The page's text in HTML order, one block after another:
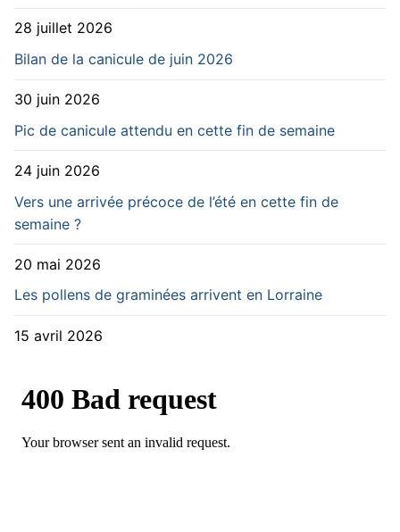
28 juillet 2026
Bilan de la canicule de juin 2026
30 juin 2026
Pic de canicule attendu en cette fin de semaine
24 juin 2026
Vers une arrivée précoce de l’été en cette fin de
semaine ?
20 mai 2026
Les pollens de graminées arrivent en Lorraine
15 avril 2026